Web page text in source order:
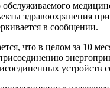
обслуживаемого
здравоохранения
в сообщении.
что в целом за 10
устройств